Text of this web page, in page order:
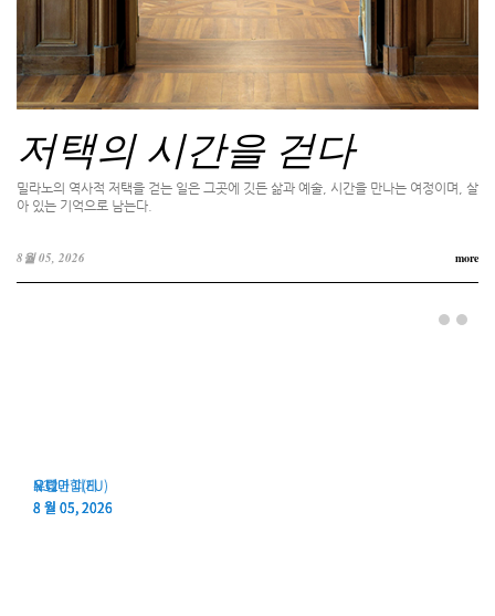
저택의 시간을 걷다
밀라노의 역사적 저택을 걷는 일은 그곳에 깃든 삶과 예술, 시간을 만나는 여정이며, 살
아 있는 기억으로 남는다.
8월 05, 2026 more
유럽연합(EU)
8 월 05, 2026
N32
8 월 05, 2026
오데마 피게
8 월 05, 2026